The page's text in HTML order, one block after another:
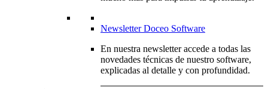
Newsletter Doceo Software
En nuestra newsletter accede a todas las
novedades técnicas de nuestro software,
explicadas al detalle y con profundidad.